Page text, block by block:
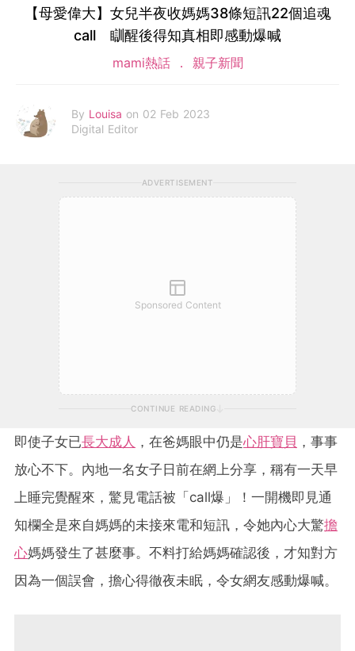
【母愛偉大】女兒半夜收媽媽38條短訊22個追魂
call 瞓醒後得知真相即感動爆喊
mami熱話 親子新聞
By Louisa on 02 Feb 2023
Digital Editor
ADVERTISEMENT
Sponsored Content
CONTINUE READING
即使子女已長大成人 ，在爸媽眼中仍是心肝寶貝 ，事事
放心不下。內地一名女子日前在網上分享，稱有一天早
上睡完覺醒來，驚見電話被「call爆」！一開機即見通
知欄全是來自媽媽的未接來電和短訊，令她內心大驚擔
心媽媽發生了甚麼事。不料打給媽媽確認後，才知對方
因為一個誤會，擔心得徹夜未眠，令女網友感動爆喊。